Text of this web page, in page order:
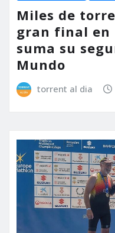
Miles de
gran final en
suma su
Mundo
torrent al dia